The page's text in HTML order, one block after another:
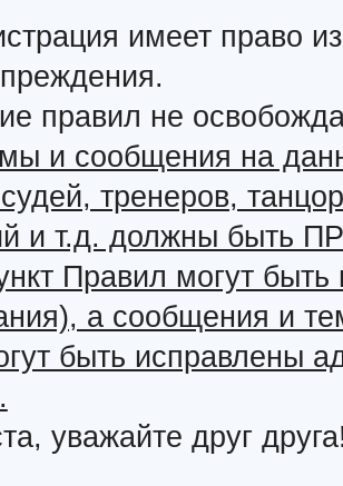
имеет право
правил не
и сообщения на
тренеров,
и т.д. должны
Правил могут
а сообщения и
быть исправлены
уважайте друг